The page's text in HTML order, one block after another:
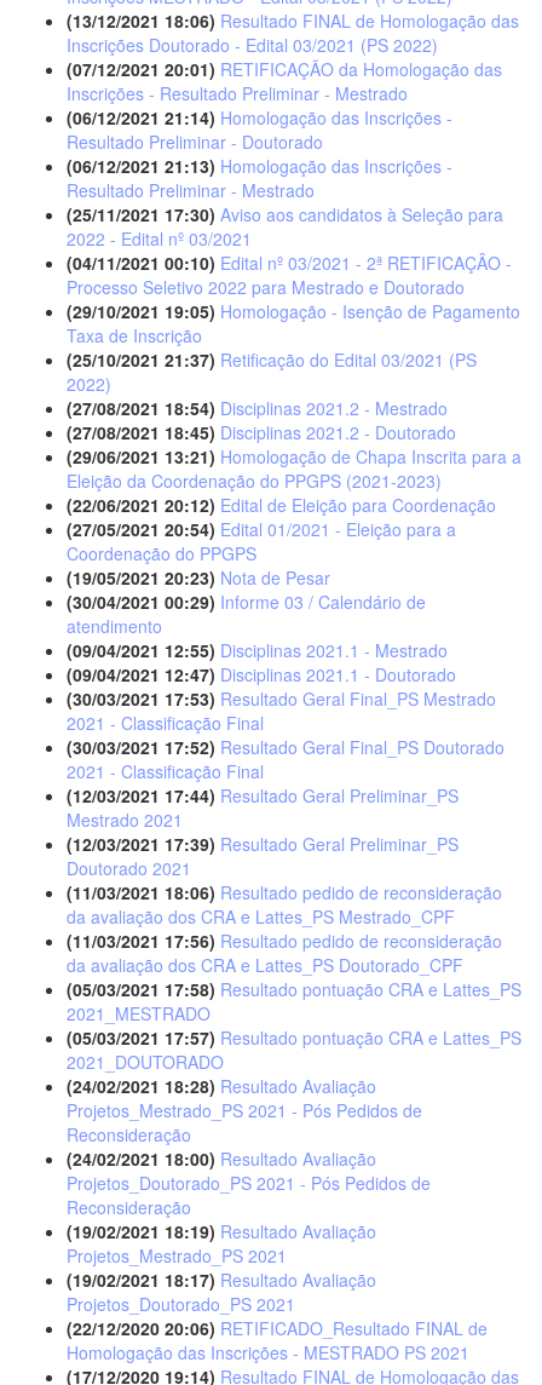
(13/12/2021 18:06) Resultado FINAL de Homologação das
Inscrições Doutorado - Edital 03/2021 (PS 2022)
(07/12/2021 20:01) RETIFICAÇÃO da Homologação das
Inscrições - Resultado Preliminar - Mestrado
(06/12/2021 21:14) Homologação das Inscrições -
Resultado Preliminar - Doutorado
(06/12/2021 21:13) Homologação das Inscrições -
Resultado Preliminar - Mestrado
(25/11/2021 17:30) Aviso aos candidatos à Seleção para
2022 - Edital nº 03/2021
(04/11/2021 00:10) Edital nº 03/2021 - 2ª RETIFICAÇÂO -
Processo Seletivo 2022 para Mestrado e Doutorado
(29/10/2021 19:05) Homologação - Isenção de Pagamento
Taxa de Inscrição
(25/10/2021 21:37) Retificação do Edital 03/2021 (PS
2022)
(27/08/2021 18:54) Disciplinas 2021.2 - Mestrado
(27/08/2021 18:45) Disciplinas 2021.2 - Doutorado
(29/06/2021 13:21) Homologação de Chapa Inscrita para a
Eleição da Coordenação do PPGPS (2021-2023)
(22/06/2021 20:12) Edital de Eleição para Coordenação
(27/05/2021 20:54) Edital 01/2021 - Eleição para a
Coordenação do PPGPS
(19/05/2021 20:23) Nota de Pesar
(30/04/2021 00:29) Informe 03 / Calendário de
atendimento
(09/04/2021 12:55) Disciplinas 2021.1 - Mestrado
(09/04/2021 12:47) Disciplinas 2021.1 - Doutorado
(30/03/2021 17:53) Resultado Geral Final_PS Mestrado
2021 - Classificação Final
(30/03/2021 17:52) Resultado Geral Final_PS Doutorado
2021 - Classificação Final
(12/03/2021 17:44) Resultado Geral Preliminar_PS
Mestrado 2021
(12/03/2021 17:39) Resultado Geral Preliminar_PS
Doutorado 2021
(11/03/2021 18:06) Resultado pedido de reconsideração
da avaliação dos CRA e Lattes_PS Mestrado_CPF
(11/03/2021 17:56) Resultado pedido de reconsideração
da avaliação dos CRA e Lattes_PS Doutorado_CPF
(05/03/2021 17:58) Resultado pontuação CRA e Lattes_PS
2021_MESTRADO
(05/03/2021 17:57) Resultado pontuação CRA e Lattes_PS
2021_DOUTORADO
(24/02/2021 18:28) Resultado Avaliação
Projetos_Mestrado_PS 2021 - Pós Pedidos de
Reconsideração
(24/02/2021 18:00) Resultado Avaliação
Projetos_Doutorado_PS 2021 - Pós Pedidos de
Reconsideração
(19/02/2021 18:19) Resultado Avaliação
Projetos_Mestrado_PS 2021
(19/02/2021 18:17) Resultado Avaliação
Projetos_Doutorado_PS 2021
(22/12/2020 20:06) RETIFICADO_Resultado FINAL de
Homologação das Inscrições - MESTRADO PS 2021
(17/12/2020 19:14) Resultado FINAL de Homologação das